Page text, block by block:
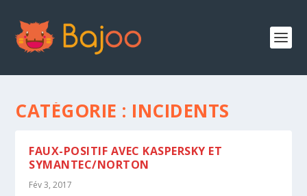
CATÉGORIE : INCIDENTS
FAUX-POSITIF AVEC KASPERSKY ET
SYMANTEC/NORTON
Fév 3, 2017